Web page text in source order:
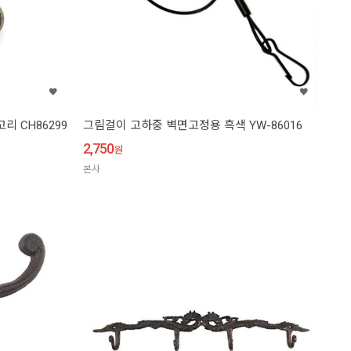
리 CH86299 그림걸이 고하중 벽면고정용 흑색 YW-86016
2,750원
본사